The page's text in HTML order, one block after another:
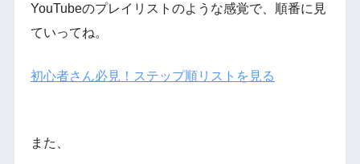
YouTubeのプレイリストのような感覚で、順番に見
ていってね。
初心者さん必見！ステップ順リストを見る
また、